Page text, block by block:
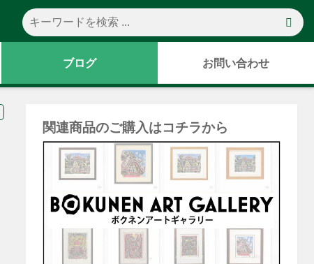
ブログ お問い合わせ
関連商品のご購入はコチラから